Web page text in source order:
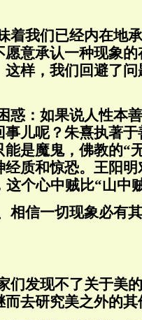
着我们已经内在地
意承认一种现象
样，我们回避了
惑：如果说人性本
儿呢？朱熹执著
是魔鬼，佛教的“
经质和惊恐。王阳
这个心中贼比“山中
相信一切现象必有
们发现不了关于美
去研究美之外的